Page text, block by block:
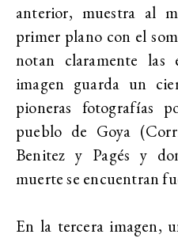
anterior, muestra al
primer plano con el
notan claramente las
imagen guarda un
pioneras fotografías
pueblo de Goya
Benitez y Pagés y
muerte se encuentran
En la tercera imagen,